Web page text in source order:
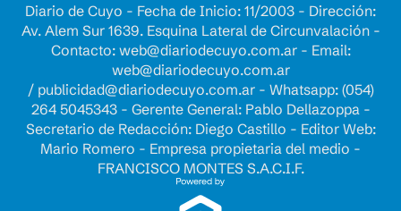
Diario de Cuyo - Fecha de Inicio: 11/2003 - Dirección:
Av. Alem Sur 1639. Esquina Lateral de Circunvalación -
Contacto: web@diariodecuyo.com.ar- Email:
web@diariodecuyo.com.ar
/ publicidad@diariodecuyo.com.ar- Whatsapp: (054)
264 5045343 - Gerente General: Pablo Dellazoppa -
Secretario de Redacción: Diego Castillo - Editor Web:
Mario Romero - Empresa propietaria del medio -
FRANCISCO MONTES S.A.C.I.F.